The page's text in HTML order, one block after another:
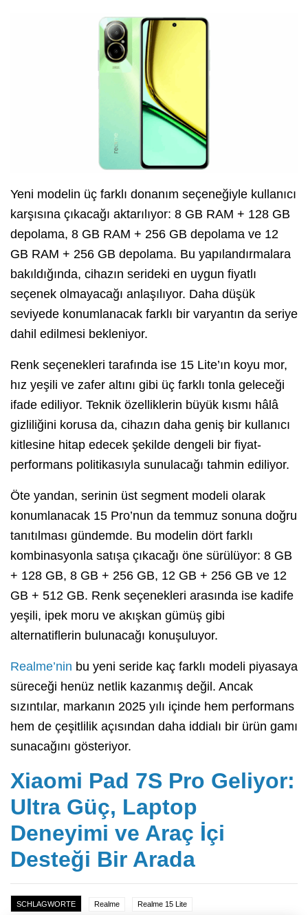
Yeni modelin üç farklı donanım seçeneğiyle kullanıcı
karşısına çıkacağı aktarılıyor: 8 GB RAM + 128 GB
depolama, 8 GB RAM + 256 GB depolama ve 12
GB RAM + 256 GB depolama. Bu yapılandırmalara
bakıldığında, cihazın serideki en uygun fiyatlı
seçenek olmayacağı anlaşılıyor. Daha düşük
seviyede konumlanacak farklı bir varyantın da seriye
dahil edilmesi bekleniyor.
Renk seçenekleri tarafında ise 15 Lite’ın koyu mor,
hız yeşili ve zafer altını gibi üç farklı tonla geleceği
ifade ediliyor. Teknik özelliklerin büyük kısmı hâlâ
gizliliğini korusa da, cihazın daha geniş bir kullanıcı
kitlesine hitap edecek şekilde dengeli bir fiyat-
performans politikasıyla sunulacağı tahmin ediliyor.
Öte yandan, serinin üst segment modeli olarak
konumlanacak 15 Pro’nun da temmuz sonuna doğru
tanıtılması gündemde. Bu modelin dört farklı
kombinasyonla satışa çıkacağı öne sürülüyor: 8 GB
+ 128 GB, 8 GB + 256 GB, 12 GB + 256 GB ve 12
GB + 512 GB. Renk seçenekleri arasında ise kadife
yeşili, ipek moru ve akışkan gümüş gibi
alternatiflerin bulunacağı konuşuluyor.
Realme’nin bu yeni seride kaç farklı modeli piyasaya
süreceği henüz netlik kazanmış değil. Ancak
sızıntılar, markanın 2025 yılı içinde hem performans
hem de çeşitlilik açısından daha iddialı bir ürün gamı
sunacağını gösteriyor.
Xiaomi Pad 7S Pro Geliyor:
Ultra Güç, Laptop
Deneyimi ve Araç İçi
Desteği Bir Arada
SCHLAGWORTE Realme Realme 15 Lite